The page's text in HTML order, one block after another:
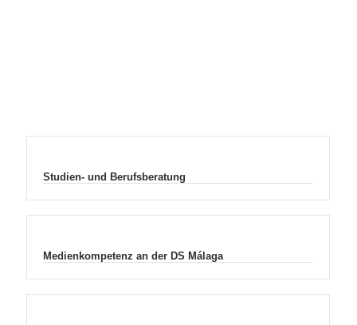
Studien- und Berufsberatung
Medienkompetenz an der DS Málaga